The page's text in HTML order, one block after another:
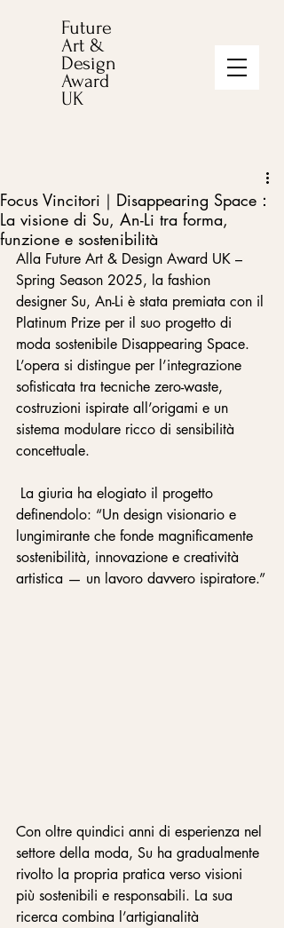
Future
Art &
Design
Award
UK
Focus Vincitori｜Disappearing Space：
La visione di Su, An-Li tra forma,
funzione e sostenibilità
Alla Future Art & Design Award UK –
Spring Season 2025, la fashion
designer Su, An-Li è stata premiata con il
Platinum Prize per il suo progetto di
moda sostenibile Disappearing Space.
L’opera si distingue per l’integrazione
sofisticata tra tecniche zero-waste,
costruzioni ispirate all’origami e un
sistema modulare ricco di sensibilità
concettuale.
definendolo: “Un design visionario e
lungimirante che fonde magnificamente
sostenibilità, innovazione e creatività
artistica — un lavoro davvero ispiratore.”
Con oltre quindici anni di esperienza nel
settore della moda, Su ha gradualmente
rivolto la propria pratica verso visioni
più sostenibili e responsabili. La sua
ricerca combina l’artigianalità